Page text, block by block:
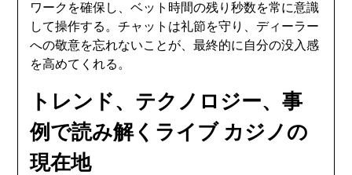
ワークを確保し、ベット時間の残り秒数を常に意識
して操作する。チャットは礼節を守り、ディーラー
への敬意を忘れないことが、最終的に自分の没入感
を高めてくれる。
トレンド、テクノロジー、事
例で読み解くライブ カジノの
現在地